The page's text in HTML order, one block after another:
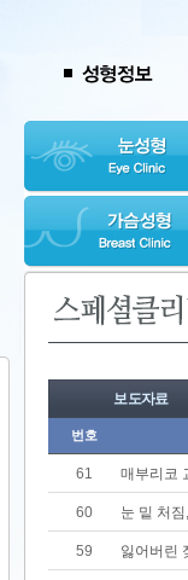
보도자료
번호
61 매부리코
60 눈 밑 처
59 잃어버린